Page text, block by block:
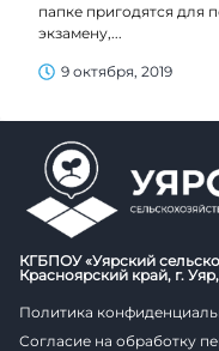
папке пригодятся для
экзамену,...
9 октября, 2019
КГБПОУ «Уярский
Красноярский край, г.
Политика
Согласие на обработку